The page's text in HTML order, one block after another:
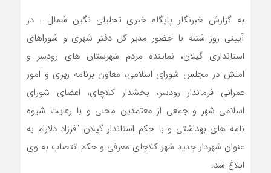
به گزارش خبرنگار پایگاه خبری تحلیلی نگین شمال : در
آیینی روز شنبه با حضور مدیر کل دفتر شهری و شوراهای
استانداری گیلان، نماینده مردم شهرستان های رودسر و
املش در مجلس شورای اسلامی، معاون برنامه ریزی و امور
عمرانی فرماندار رودسر، بخشدار کلاچای، اعضای شورای
اسلامی شهر و جمعی از معتمدین محلی و با رعایت شیوه
نامه های بهداشتی و با حکم استاندار گیلان “فرزاد دلارام به
عنوان شهردار جدید شهر کلاچای معرفی و حکم انتصاب به وی
ابلاغ شد.